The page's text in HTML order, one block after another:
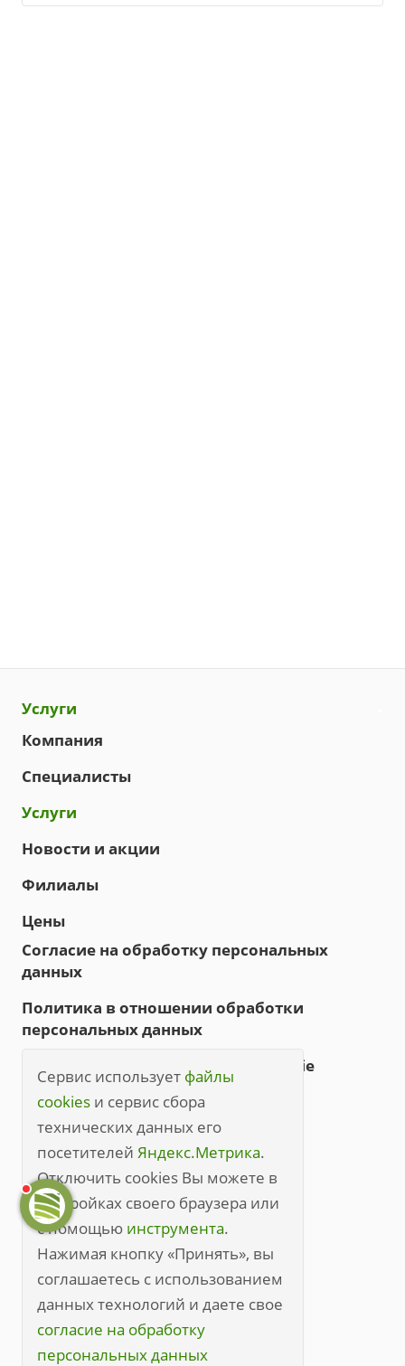
Сервис использует файлы
cookies и сервис сбора
технических данных его
посетителей Яндекс.Метрика.
Отключить cookies Вы можете в
настройках своего браузера или
с помощью инструмента.
Нажимая кнопку «Принять», вы
соглашаетесь с использованием
данных технологий и даете свое
согласие на обработку
персональных данных
Услуги
Компания
Специалисты
Услуги
Новости и акции
Филиалы
Цены
Согласие на обработку персональных
данных
Политика в отношении обработки
персональных данных
Политика обработки файлов cookie
Правила посещения
Правила посещения (полные)
+7 (3842) 49-20-70
kem@medline.pro
650000, г. Кемерово, ул. Кирова, 45